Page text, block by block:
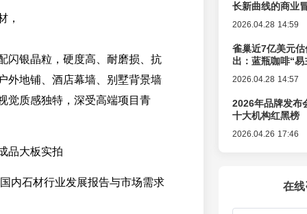
，
闪银晶粒，硬度高、耐磨损、抗
外地铺、酒店幕墙、别墅背景墙
觉质感独特，深受高端项目青
品大板实拍
内石材行业发展报告与市场需求
长新曲线的商业
2026.04.28 14:59
雀巢近7亿美元
出：蓝瓶咖啡“
2026.04.28 14:57
2026年品牌发布
十大机构红黑榜
2026.04.26 17:46
在